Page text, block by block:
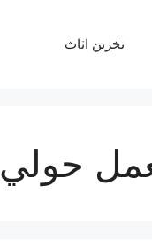
تخزين اثاث
حولي